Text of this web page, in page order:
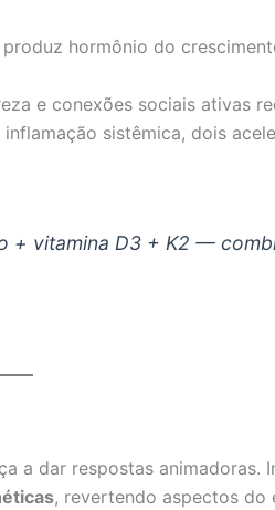
hormônio do
e conexões sociais ativas
sistêmica, dois
+ vitamina D3 + K2 —
a dar respostas animadoras.
, revertendo aspectos do